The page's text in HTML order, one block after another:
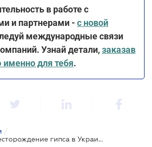
в работе с
и партнерами - с новой
международные связи
Узнай детали,заказав
для тебя.
/
Knauf покупает месторождение гипса в Украине за 121 млн грн